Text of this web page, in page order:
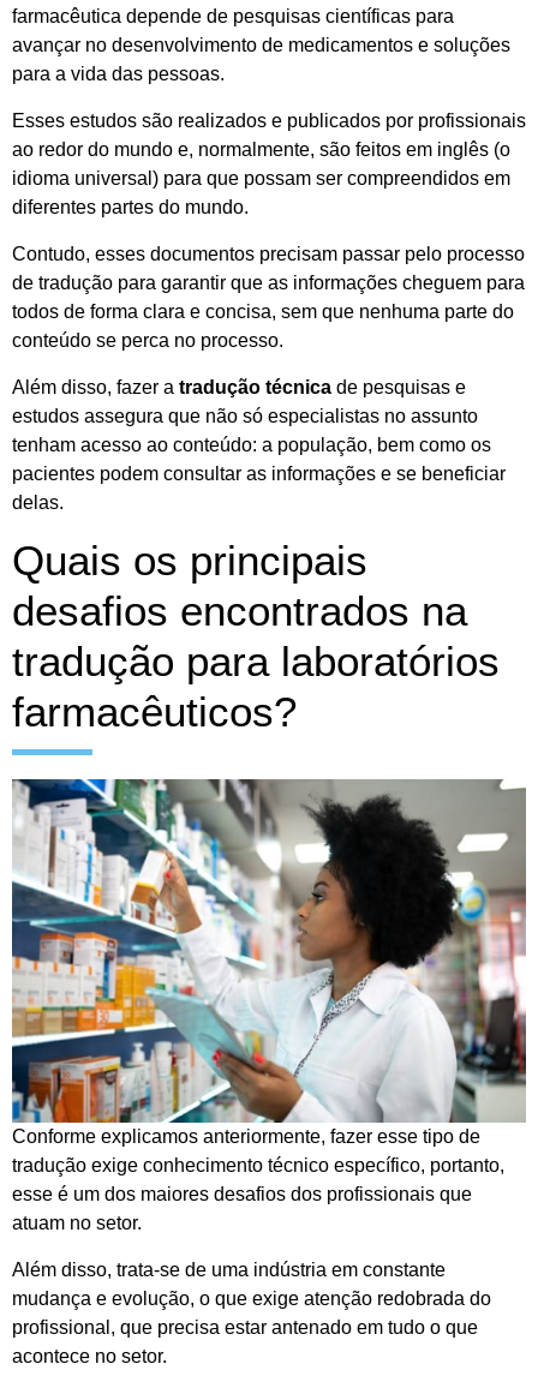
farmacêutica depende de pesquisas científicas para
avançar no desenvolvimento de medicamentos e soluções
para a vida das pessoas.
Esses estudos são realizados e publicados por profissionais
ao redor do mundo e, normalmente, são feitos em inglês (o
idioma universal) para que possam ser compreendidos em
diferentes partes do mundo.
Contudo, esses documentos precisam passar pelo processo
de tradução para garantir que as informações cheguem para
todos de forma clara e concisa, sem que nenhuma parte do
conteúdo se perca no processo.
Além disso, fazer a tradução técnica de pesquisas e
estudos assegura que não só especialistas no assunto
tenham acesso ao conteúdo: a população, bem como os
pacientes podem consultar as informações e se beneficiar
delas.
Quais os principais
desafios encontrados na
tradução para laboratórios
farmacêuticos?
Conforme explicamos anteriormente, fazer esse tipo de
tradução exige conhecimento técnico específico, portanto,
esse é um dos maiores desafios dos profissionais que
atuam no setor.
Além disso, trata-se de uma indústria em constante
mudança e evolução, o que exige atenção redobrada do
profissional, que precisa estar antenado em tudo o que
acontece no setor.